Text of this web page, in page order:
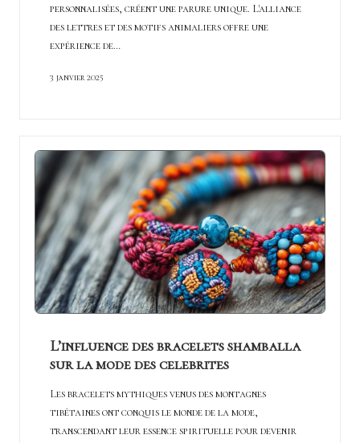
personnalisées, créent une parure unique. L'alliance
des lettres et des motifs animaliers offre une
expérience de…
3 janvier 2025
L’influence des bracelets shamballa
sur la mode des celebrites
Les bracelets mythiques venus des montagnes
tibétaines ont conquis le monde de la mode,
transcendant leur essence spirituelle pour devenir